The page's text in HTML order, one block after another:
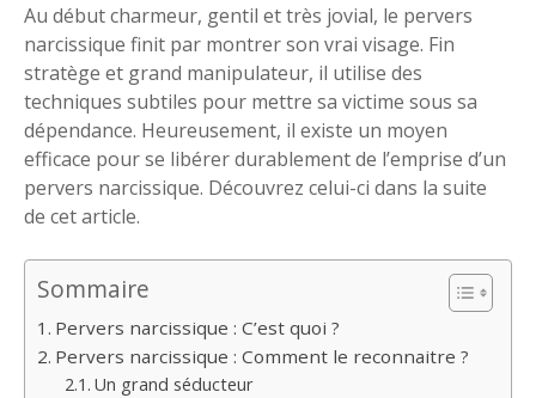
Au début charmeur, gentil et très jovial, le pervers
narcissique finit par montrer son vrai visage. Fin
stratège et grand manipulateur, il utilise des
techniques subtiles pour mettre sa victime sous sa
dépendance. Heureusement, il existe un moyen
efficace pour se libérer durablement de l’emprise d’un
pervers narcissique. Découvrez celui-ci dans la suite
de cet article.
Sommaire
Pervers narcissique : C’est quoi ?
Pervers narcissique : Comment le reconnaitre ?
Un grand séducteur